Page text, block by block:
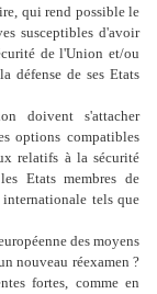
qui rend possible le
susceptibles d'avoir
de l'Union et/ou
défense de ses Etats
doivent s'attacher
options compatibles
relatifs à la sécurité
Etats membres de
tels que
des moyens
nouveau réexamen ?
fortes, comme en